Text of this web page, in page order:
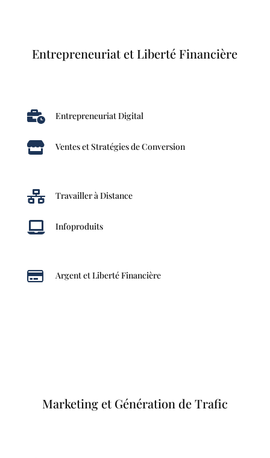
Entrepreneuriat et Liberté Financière
 Entrepreneuriat Digital
 Ventes et Stratégies de Conversion
 Travailler à Distance
 Infoproduits
 Argent et Liberté Financière
Marketing et Génération de Trafic